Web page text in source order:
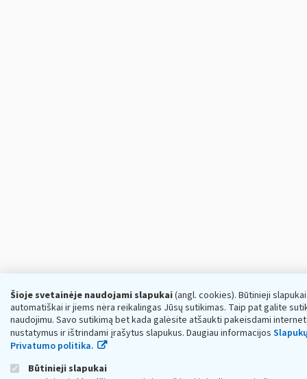
Šioje svetainėje naudojami slapukai(angl. cookies). Būtinieji
automatiškai ir jiems nėra reikalingas Jūsų sutikimas. Taip pat galite
naudojimu. Savo sutikimą bet kada galėsite atšaukti pakeisdami
nustatymus ir ištrindami įrašytus slapukus. Daugiau informacijos
Privatumo politika.
Būtinieji slapukai